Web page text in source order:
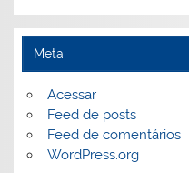
Meta
Acessar
Feed de posts
Feed de comentários
WordPress.org